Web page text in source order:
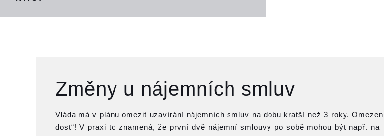
Změny u nájemních smluv
Vláda má v plánu omezit uzavírání nájemních smluv na dobu kratší než 3 roky.
dost“! V praxi to znamená, že první dvě nájemní smlouvy po sobě mohou být např.